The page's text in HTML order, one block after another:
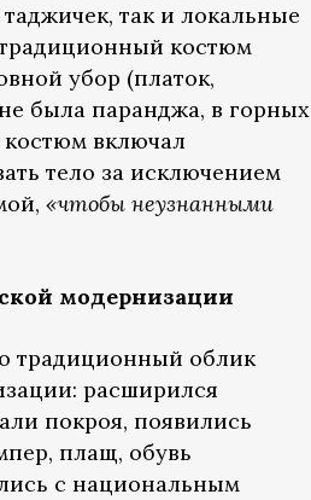
так и локальные
костюм
убор (платок,
была паранджа, в горных
включал
тело за исключением
«чтобы неузнанными
модернизации
традиционный облик
расширился
покроя, появились
плащ, обувь
с национальным